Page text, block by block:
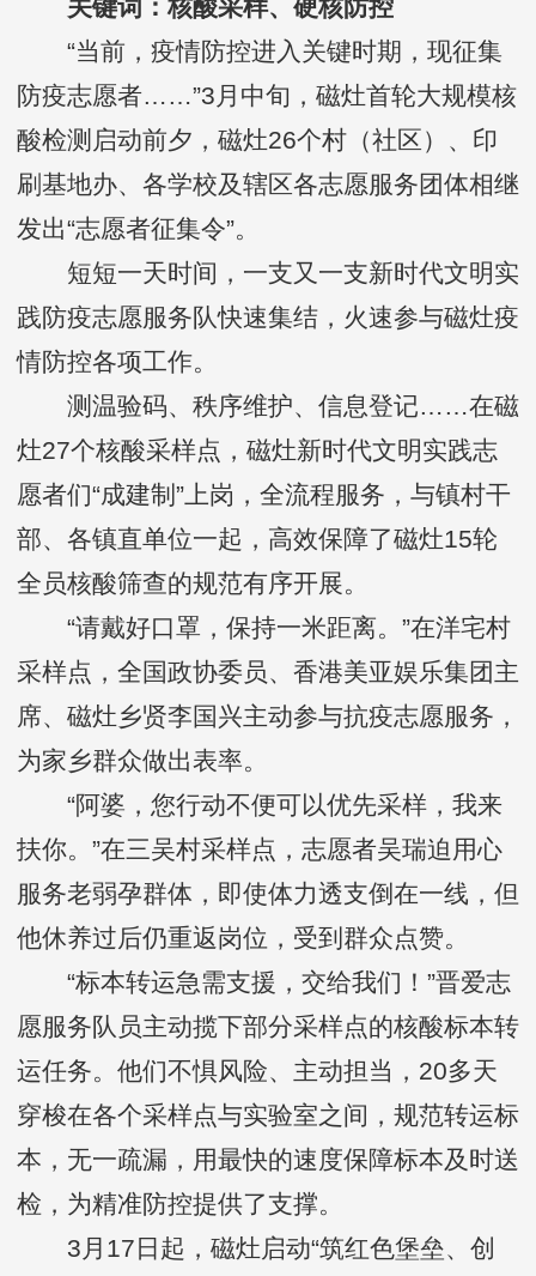
关键词：核酸采样、硬核防控
“当前，疫情防控进入关键时期，现征集
防疫志愿者……”3月中旬，磁灶首轮大规模核
酸检测启动前夕，磁灶26个村（社区）、印
刷基地办、各学校及辖区各志愿服务团体相继
发出“志愿者征集令”。
短短一天时间，一支又一支新时代文明实
践防疫志愿服务队快速集结，火速参与磁灶疫
情防控各项工作。
测温验码、秩序维护、信息登记……在磁
灶27个核酸采样点，磁灶新时代文明实践志
愿者们“成建制”上岗，全流程服务，与镇村干
部、各镇直单位一起，高效保障了磁灶15轮
全员核酸筛查的规范有序开展。
“请戴好口罩，保持一米距离。”在洋宅村
采样点，全国政协委员、香港美亚娱乐集团主
席、磁灶乡贤李国兴主动参与抗疫志愿服务，
为家乡群众做出表率。
“阿婆，您行动不便可以优先采样，我来
扶你。”在三吴村采样点，志愿者吴瑞迫用心
服务老弱孕群体，即使体力透支倒在一线，但
他休养过后仍重返岗位，受到群众点赞。
“标本转运急需支援，交给我们！”晋爱志
愿服务队员主动揽下部分采样点的核酸标本转
运任务。他们不惧风险、主动担当，20多天
穿梭在各个采样点与实验室之间，规范转运标
本，无一疏漏，用最快的速度保障标本及时送
检，为精准防控提供了支撑。
3月17日起，磁灶启动“筑红色堡垒、创